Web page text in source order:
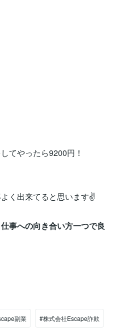
てやったら9200円！
く出来てると思います✌️
事への向き合い方一つで良
副業 #株式会社Escape詐欺